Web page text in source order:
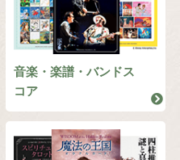
音楽・楽譜・バンドス
コア